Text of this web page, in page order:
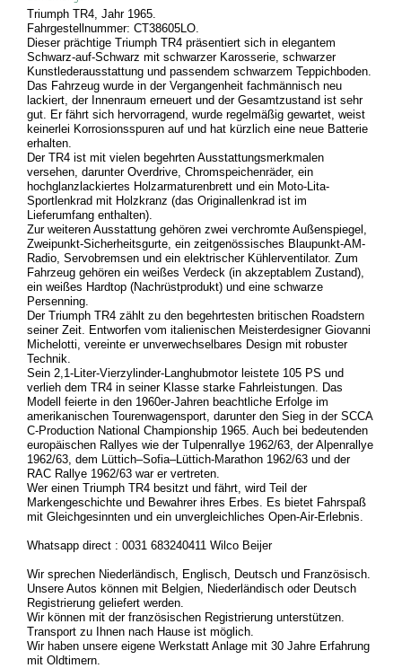
Triumph TR4, Jahr 1965.
Fahrgestellnummer: CT38605LO.
Dieser prächtige Triumph TR4 präsentiert sich in elegantem
Schwarz-auf-Schwarz mit schwarzer Karosserie, schwarzer
Kunstlederausstattung und passendem schwarzem Teppichboden.
Das Fahrzeug wurde in der Vergangenheit fachmännisch neu
lackiert, der Innenraum erneuert und der Gesamtzustand ist sehr
gut. Er fährt sich hervorragend, wurde regelmäßig gewartet, weist
keinerlei Korrosionsspuren auf und hat kürzlich eine neue Batterie
erhalten.
Der TR4 ist mit vielen begehrten Ausstattungsmerkmalen
versehen, darunter Overdrive, Chromspeichenräder, ein
hochglanzlackiertes Holzarmaturenbrett und ein Moto-Lita-
Sportlenkrad mit Holzkranz (das Originallenkrad ist im
Lieferumfang enthalten).
Zur weiteren Ausstattung gehören zwei verchromte Außenspiegel,
Zweipunkt-Sicherheitsgurte, ein zeitgenössisches Blaupunkt-AM-
Radio, Servobremsen und ein elektrischer Kühlerventilator. Zum
Fahrzeug gehören ein weißes Verdeck (in akzeptablem Zustand),
ein weißes Hardtop (Nachrüstprodukt) und eine schwarze
Persenning.
Der Triumph TR4 zählt zu den begehrtesten britischen Roadstern
seiner Zeit. Entworfen vom italienischen Meisterdesigner Giovanni
Michelotti, vereinte er unverwechselbares Design mit robuster
Technik.
Sein 2,1-Liter-Vierzylinder-Langhubmotor leistete 105 PS und
verlieh dem TR4 in seiner Klasse starke Fahrleistungen. Das
Modell feierte in den 1960er-Jahren beachtliche Erfolge im
amerikanischen Tourenwagensport, darunter den Sieg in der SCCA
C-Production National Championship 1965. Auch bei bedeutenden
europäischen Rallyes wie der Tulpenrallye 1962/63, der Alpenrallye
1962/63, dem Lüttich–Sofia–Lüttich-Marathon 1962/63 und der
RAC Rallye 1962/63 war er vertreten.
Wer einen Triumph TR4 besitzt und fährt, wird Teil der
Markengeschichte und Bewahrer ihres Erbes. Es bietet Fahrspaß
mit Gleichgesinnten und ein unvergleichliches Open-Air-Erlebnis.
Whatsapp direct : 0031 683240411 Wilco Beijer
Wir sprechen Niederländisch, Englisch, Deutsch und Französisch.
Unsere Autos können mit Belgien, Niederländisch oder Deutsch
Registrierung geliefert werden.
Wir können mit der französischen Registrierung unterstützen.
Transport zu Ihnen nach Hause ist möglich.
Wir haben unsere eigene Werkstatt Anlage mit 30 Jahre Erfahrung
mit Oldtimern.